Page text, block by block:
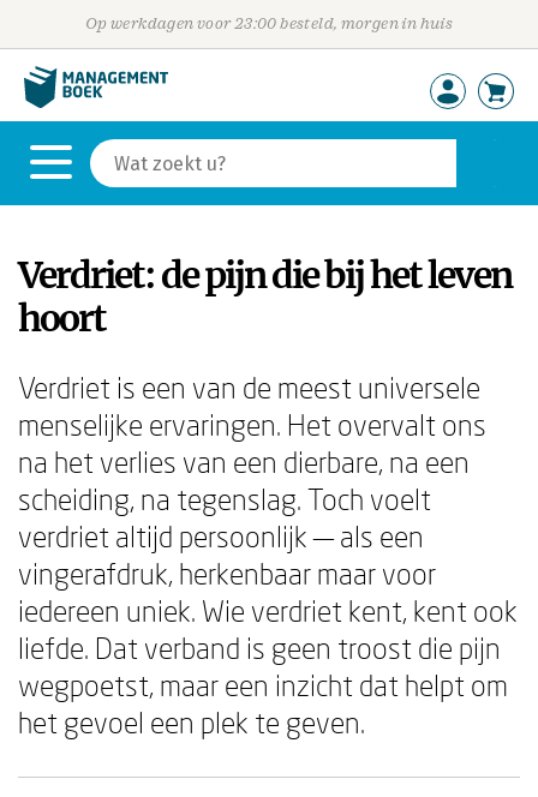
Op werkdagen voor 23:00 besteld, morgen in huis
Verdriet: de pijn die bij het leven
hoort
Verdriet is een van de meest universele
menselijke ervaringen. Het overvalt ons
na het verlies van een dierbare, na een
scheiding, na tegenslag. Toch voelt
verdriet altijd persoonlijk — als een
vingerafdruk, herkenbaar maar voor
iedereen uniek. Wie verdriet kent, kent ook
liefde. Dat verband is geen troost die pijn
wegpoetst, maar een inzicht dat helpt om
het gevoel een plek te geven.